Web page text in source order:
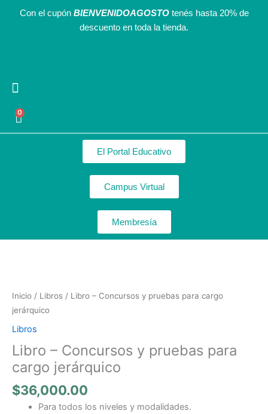
Con el cupón BIENVENIDOAGOSTO tenés hasta 20% de
descuento en toda la tienda.
0
Cart
El Portal Educativo
Campus Virtual
Membresía
Inicio / Libros / Libro – Concursos y pruebas para cargo
jerárquico
Libros
Libro – Concursos y pruebas para
cargo jerárquico
$36,000.00
Para todos los niveles y modalidades.
Concursos
y
para
cargo
jerárquico
cantidad